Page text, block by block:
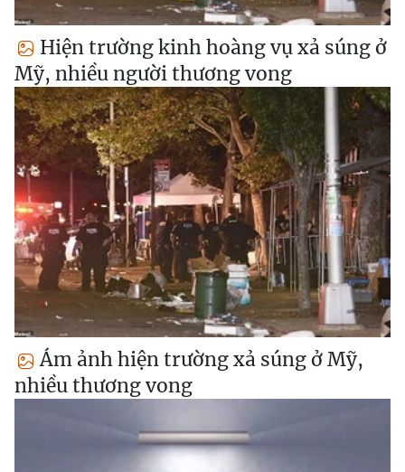
Hiện trường kinh hoàng vụ xả súng ở
Mỹ, nhiều người thương vong
Ám ảnh hiện trường xả súng ở Mỹ,
nhiều thương vong